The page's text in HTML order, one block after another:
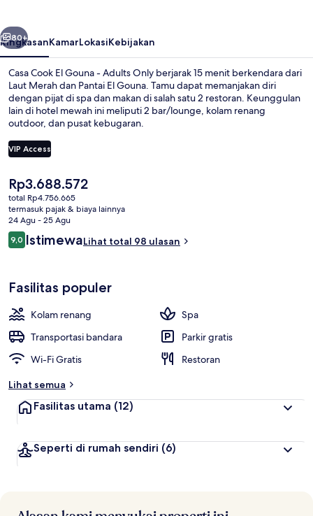
Adults
Only
Berikutnya
80+
RingkasanKamarLokasiKebijakan
Casa Cook El Gouna - Adults Only berjarak 15 menit berkendara dari
Laut Merah dan Pantai El Gouna. Tamu dapat memanjakan diri
dengan pijat di spa dan makan di salah satu 2 restoran. Keunggulan
lain di hotel mewah ini meliputi 2 bar/lounge, kolam renang
outdoor, dan pusat kebugaran.
VIP Access
Harga
saat
ini
Rp3.688.572
Rp3.688.572
total Rp4.756.665
termasuk pajak & biaya lainnya
24 Agu - 25 Agu
Ulasan
9,09,0 dari 10
IstimewaLihat total 98 ulasan
Fasilitas populer
Kolam renang
Spa
Transportasi bandara
Parkir gratis
Wi-Fi Gratis
Restoran
Lihat semua
Fasilitas utama (12)
Seperti di rumah sendiri (6)